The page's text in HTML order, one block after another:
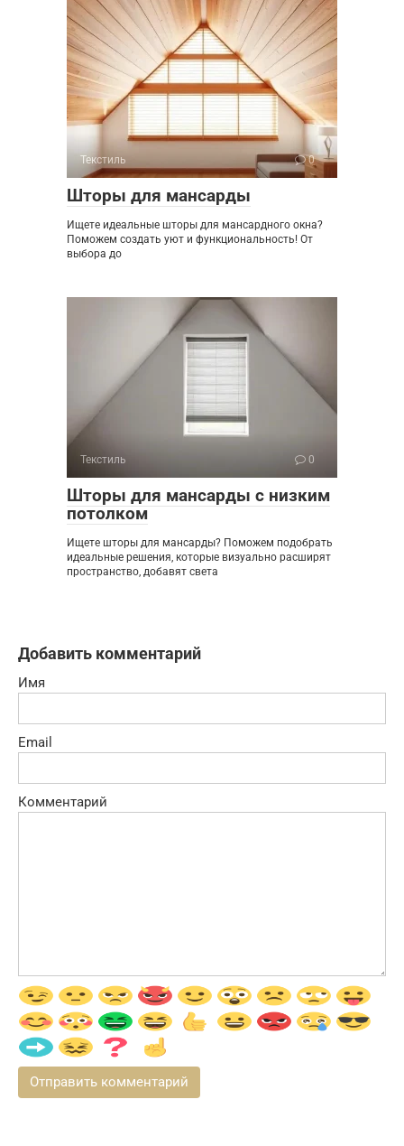
Текстиль 0
Шторы для мансарды
Ищете идеальные шторы для мансардного окна?
Поможем создать уют и функциональность! От
выбора до
Текстиль 0
Шторы для мансарды с низким
потолком
Ищете шторы для мансарды? Поможем подобрать
идеальные решения, которые визуально расширят
пространство, добавят света
Добавить комментарий
Имя
Email
Комментарий